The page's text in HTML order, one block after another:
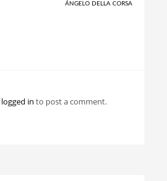
ÁNGELO DELLA CORSA
logged into post a comment.